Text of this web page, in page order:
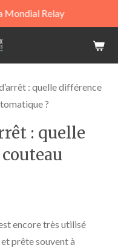
Mondial Relay
: quelle différence
?
: quelle
encore très utilisé
et prête souvent à